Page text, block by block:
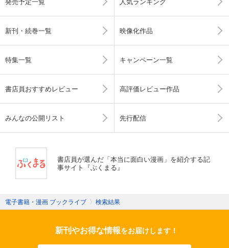
新刊・続巻一覧 映像化作品
特集一覧 キャンペーン一覧
書店員おすすめレビュー 高評価レビュー作品
みんなの公開リスト 先行配信
書店員が選んだ「本当に面白い漫画」を紹介する記
事サイト『ぶくまる』
電子書籍・漫画 ブックライブ 〉 検索結果
新刊やお得な情報をお届けします！